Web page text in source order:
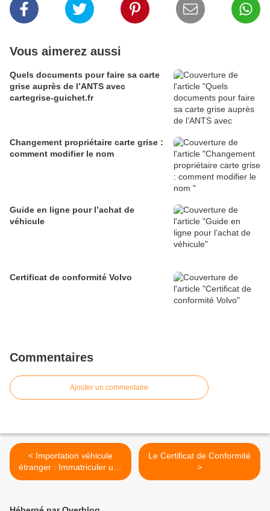
Vous aimerez aussi
Quels documents pour faire sa carte
grise auprès de l’ANTS avec
cartegrise-guichet.fr
Changement propriétaire carte grise :
comment modifier le nom
Guide en ligne pour l’achat de
véhicule
Certificat de conformité Volvo
Commentaires
Ajouter un commentaire
< Importation véhicule
étranger : Immatriculer une
voiture importée de Suisse
Le Certificat de Conformité
>